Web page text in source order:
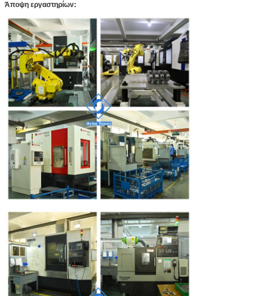
Άποψη εργαστηρίων: